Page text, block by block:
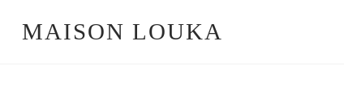
MAISON LOUKA